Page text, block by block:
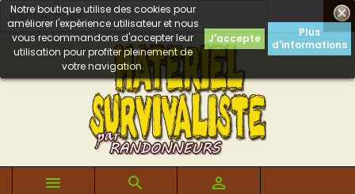

Notre boutique utilise des cookies pour
améliorer l'expérience utilisateur et nous
vous recommandons d'accepter leur
utilisation pour profiter pleinement de
votre navigation.
J'accepte
Plus
d'informations
  